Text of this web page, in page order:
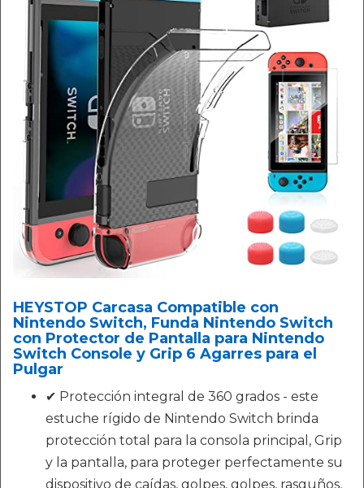
HEYSTOP Carcasa Compatible con
Nintendo Switch, Funda Nintendo Switch
con Protector de Pantalla para Nintendo
Switch Console y Grip 6 Agarres para el
Pulgar
✔ Protección integral de 360 grados - este
estuche rígido de Nintendo Switch brinda
protección total para la consola principal, Grip
y la pantalla, para proteger perfectamente su
dispositivo de caídas, golpes, golpes, rasguños,